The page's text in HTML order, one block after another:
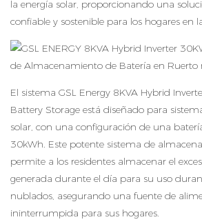
la energía solar, proporcionando una
confiable y sostenible para los hogares en
El sistema GSL Energy 8KVA Hybrid
Battery Storage está diseñado para
solar, con una configuración de una
30kWh. Este potente sistema de
permite a los residentes almacenar el
generada durante el día para su uso
nublados, asegurando una fuente de
ininterrumpida para sus hogares.